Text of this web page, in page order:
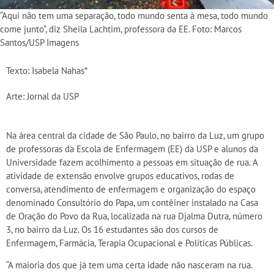
“Aqui não tem uma separação, todo mundo senta à mesa, todo mundo
come junto”, diz Sheila Lachtim, professora da EE. Foto: Marcos
Santos/USP Imagens
Texto: Isabela Nahas*
Arte: Jornal da USP
Na área central da cidade de São Paulo, no bairro da Luz, um grupo
de professoras da Escola de Enfermagem (EE) da USP e alunos da
Universidade fazem acolhimento a pessoas em situação de rua. A
atividade de extensão envolve grupos educativos, rodas de
conversa, atendimento de enfermagem e organização do espaço
denominado Consultório do Papa, um contêiner instalado na Casa
de Oração do Povo da Rua, localizada na rua Djalma Dutra, número
3, no bairro da Luz. Os 16 estudantes são dos cursos de
Enfermagem, Farmácia, Terapia Ocupacional e Políticas Públicas.
“A maioria dos que já tem uma certa idade não nasceram na rua.